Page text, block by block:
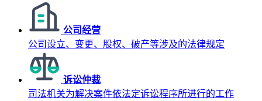
公司经营
公司设立、变更、股权、破产等涉及的法律规定
诉讼仲裁
司法机关为解决案件依法定诉讼程序所进行的工作